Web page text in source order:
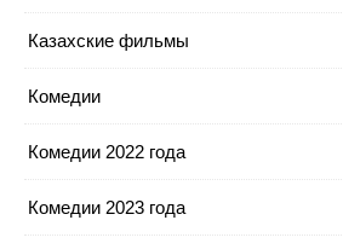
Казахские фильмы
Комедии
Комедии 2022 года
Комедии 2023 года